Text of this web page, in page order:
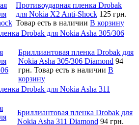
Противоударная пленка Drobak
для Nokia X2 Anti-Shock 125 грн.
Товар есть в наличии В корзину
Drobak для Nokia Asha 305/306
Бриллиантовая пленка Drobak для
Nokia Asha 305/306 Diamond 94
грн. Товар есть в наличии В
корзину
Drobak для Nokia Asha 311
Бриллиантовая пленка Drobak для
Nokia Asha 311 Diamond 94 грн.